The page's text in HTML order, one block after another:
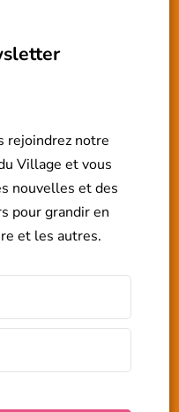
rejoindrez notre
Village et vous
nouvelles et des
pour grandir en
et les autres.